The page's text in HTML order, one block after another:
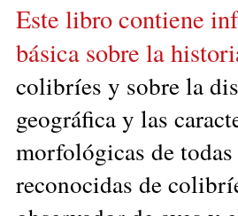
Este libro contiene
básica sobre la
colibríes y sobre la
geográfica y las
morfológicas de todas
reconocidas de